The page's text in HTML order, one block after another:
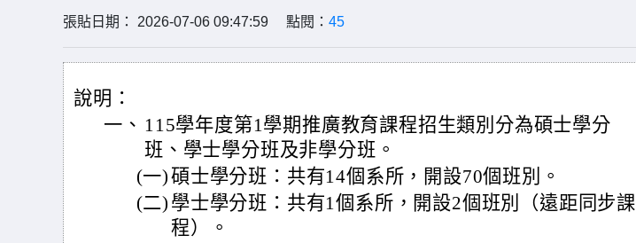
張貼日期： 2026-07-06 09:47:59 點閱： 45
說明：
一、 115學年度第1學期推廣教育課程招生類別分為碩士學分
班、學士學分班及非學分班。
(一)碩士學分班：共有14個系所，開設70個班別。
(二) 學士學分班：共有1個系所，開設2個班別（遠距同步課
程）。